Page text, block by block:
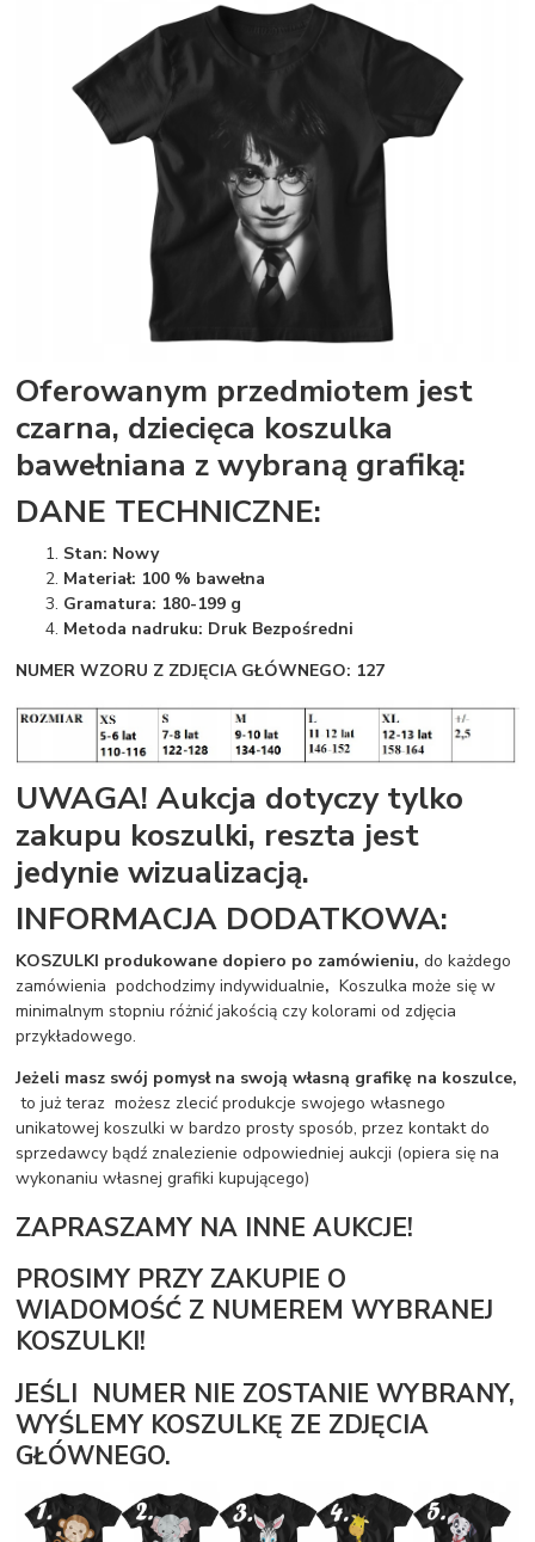
Oferowanym przedmiotem jest
czarna, dziecięca koszulka
bawełniana z wybraną grafiką:
DANE TECHNICZNE:
Stan: Nowy
Materiał: 100 % bawełna
Gramatura: 180-199 g
Metoda nadruku: Druk Bezpośredni
NUMER WZORU Z ZDJĘCIA GŁÓWNEGO: 127
UWAGA! Aukcja dotyczy tylko
zakupu koszulki, reszta jest
jedynie wizualizacją.
INFORMACJA DODATKOWA:
KOSZULKI produkowane dopiero po zamówieniu, do każdego
zamówienia podchodzimy indywidualnie, Koszulka może się w
minimalnym stopniu różnić jakością czy kolorami od zdjęcia
przykładowego.
Jeżeli masz swój pomysł na swoją własną grafikę na koszulce,
to już teraz możesz zlecić produkcje swojego własnego
unikatowej koszulki w bardzo prosty sposób, przez kontakt do
sprzedawcy bądź znalezienie odpowiedniej aukcji (opiera się na
wykonaniu własnej grafiki kupującego)
ZAPRASZAMY NA INNE AUKCJE!
PROSIMY PRZY ZAKUPIE O
WIADOMOŚĆ Z NUMEREM WYBRANEJ
KOSZULKI!
JEŚLI NUMER NIE ZOSTANIE WYBRANY,
WYŚLEMY KOSZULKĘ ZE ZDJĘCIA
GŁÓWNEGO.